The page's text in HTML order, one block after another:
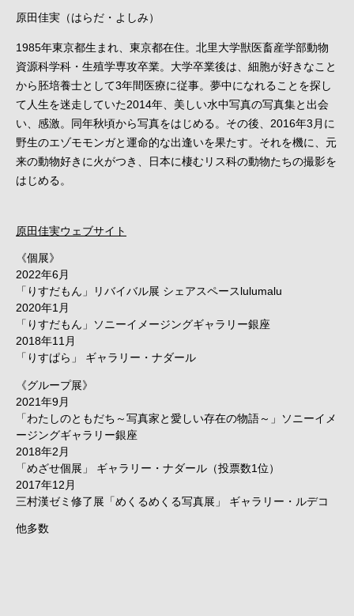
原田佳実（はらだ・よしみ）
1985年東京都生まれ、東京都在住。北里大学獣医畜産学部動物
資源科学科・生殖学専攻卒業。大学卒業後は、細胞が好きなこと
から胚培養士として3年間医療に従事。夢中になれることを探し
て人生を迷走していた2014年、美しい水中写真の写真集と出会
い、感激。同年秋頃から写真をはじめる。その後、2016年3月に
野生のエゾモモンガと運命的な出逢いを果たす。それを機に、元
来の動物好きに火がつき、日本に棲むリス科の動物たちの撮影を
はじめる。
原田佳実ウェブサイト
《個展》
2022年6月
「りすだもん」リバイバル展 シェアスペースlulumalu
2020年1月
「りすだもん」ソニーイメージングギャラリー銀座
2018年11月
「りすぱら」 ギャラリー・ナダール
《グループ展》
2021年9月
「わたしのともだち～写真家と愛しい存在の物語～」ソニーイメ
ージングギャラリー銀座
2018年2月
「めざせ個展」 ギャラリー・ナダール（投票数1位）
2017年12月
三村漢ゼミ修了展「めくるめくる写真展」 ギャラリー・ルデコ
他多数